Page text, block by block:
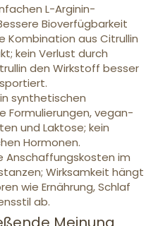
L-Arginin-
Bioverfügbarkeit
Kombination aus Citrullin
kein Verlust durch
den Wirkstoff besser
synthetischen
Formulierungen, vegan-
und Laktose; kein
Hormonen.
Anschaffungskosten im
Wirksamkeit hängt
wie Ernährung, Schlaf
ab.